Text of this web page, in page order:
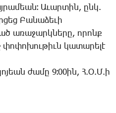
Ա­ւար­տին, ընկ.
­Բա­նա­ձե­ւի
ա­ռա­ջարկ­նե­րը, ո­րոնք
փո­փո­խու­թիւն կա­տա­րե­լէ
ժա­մը 9։00ին, Հ.Օ.Մ.ի